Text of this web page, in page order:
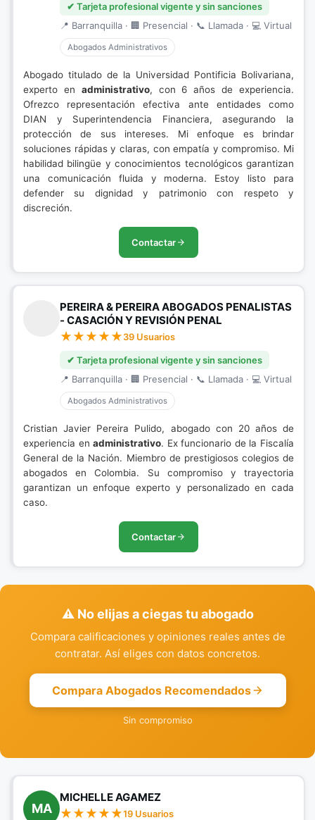
✔ Tarjeta profesional vigente y sin sanciones
📍 Barranquilla · 🏢 Presencial · 📞 Llamada · 💻 Virtual
Abogados Administrativos
Abogado titulado de la Universidad Pontificia Bolivariana,
experto en administrativo, con 6 años de experiencia.
Ofrezco representación efectiva ante entidades como
DIAN y Superintendencia Financiera, asegurando la
protección de sus intereses. Mi enfoque es brindar
soluciones rápidas y claras, con empatía y compromiso. Mi
habilidad bilingüe y conocimientos tecnológicos garantizan
una comunicación fluida y moderna. Estoy listo para
defender su dignidad y patrimonio con respeto y
discreción.
Contactar
PEREIRA & PEREIRA ABOGADOS PENALISTAS
- CASACIÓN Y REVISIÓN PENAL
39 Usuarios
✔ Tarjeta profesional vigente y sin sanciones
📍 Barranquilla · 🏢 Presencial · 📞 Llamada · 💻 Virtual
Abogados Administrativos
Cristian Javier Pereira Pulido, abogado con 20 años de
experiencia enadministrativo. Ex funcionario de la Fiscalía
General de la Nación. Miembro de prestigiosos colegios de
abogados en Colombia. Su compromiso y trayectoria
garantizan un enfoque experto y personalizado en cada
caso.
Contactar
⚠️ No elijas a ciegas tu abogado
Compara calificaciones y opiniones reales antes de
contratar. Así eliges con datos concretos.
Compara Abogados Recomendados
Sin compromiso
MA
MICHELLE AGAMEZ
19 Usuarios